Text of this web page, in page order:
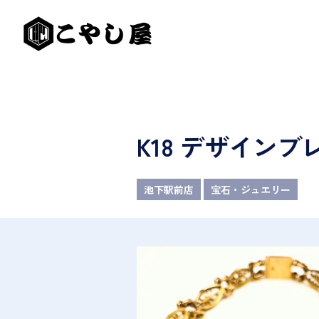
K18 デザイン
池下駅前店 宝石・ジュエリー